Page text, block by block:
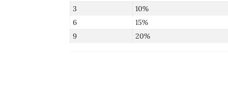
3
10%
6
15%
9
20%